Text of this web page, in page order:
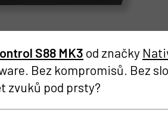
S88 MK3 od značky
Bez kompromisů. Bez
zvuků pod prsty?